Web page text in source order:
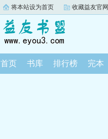
将本站设为首页 收藏益友官网
首页 书库 排行榜 完本